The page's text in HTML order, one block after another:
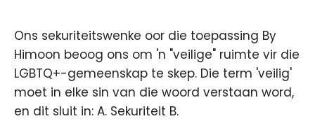
Ons sekuriteitswenke oor die toepassing By
Himoon beoog ons om 'n "veilige" ruimte vir die
LGBTQ+-gemeenskap te skep. Die term 'veilig'
moet in elke sin van die woord verstaan ​​word,
en dit sluit in: A. Sekuriteit B.